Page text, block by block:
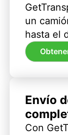
un
hasta el
Envío
Con